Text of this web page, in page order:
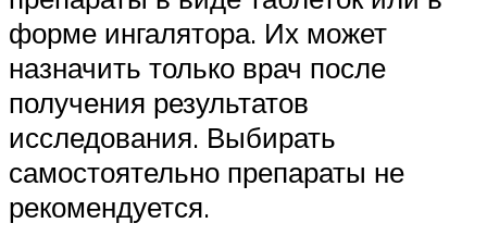
форме ингалятора. Их может
назначить только врач после
получения результатов
исследования. Выбирать
самостоятельно препараты не
рекомендуется.